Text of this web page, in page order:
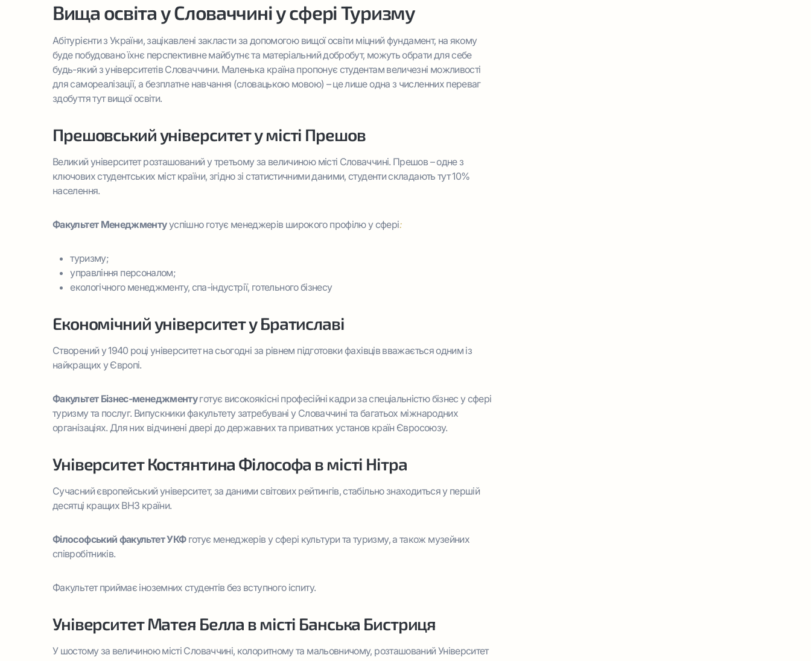
Вища освіта у Словаччині у сфері Туризму
Абітурієнти з України, зацікавлені закласти за допомогою вищої освіти міцний фундамент, на якому
буде побудовано їхнє перспективне майбутнє та матеріальний добробут, можуть обрати для себе
будь-який з університетів Словаччини. Маленька країна пропонує студентам величезні можливості
для самореалізації, а безплатне навчання (словацькою мовою) – це лише одна з численних переваг
здобуття тут вищої освіти.
Прешовський університет у місті Прешов
Великий університет розташований у третьому за величиною місті Словаччині. Прешов – одне з
ключових студентських міст країни, згідно зі статистичними даними, студенти складають тут 10%
населення.
Факультет Менеджментууспішно готує менеджерів широкого профілю у сфері:
туризму;
управління персоналом;
екологічного менеджменту, спа-індустрії, готельного бізнесу
Економічний університет у Братиславі
Створений у 1940 році університет на сьогодні за рівнем підготовки фахівців вважається одним із
найкращих у Європі.
Факультет Бізнес-менеджментуготує високоякісні професійні кадри за спеціальністю бізнес у сфері
туризму та послуг. Випускники факультету затребувані у Словаччині та багатьох міжнародних
організаціях. Для них відчинені двері до державних та приватних установ країн Євросоюзу.
Університет Костянтина Філософа в місті Нітра
Сучасний європейський університет, за даними світових рейтингів, стабільно знаходиться у першій
десятці кращих ВНЗ країни.
Філософський факультет УКФготує менеджерів у сфері культури та туризму, а також музейних
співробітників.
Факультет приймає іноземних студентів без вступного іспиту.
Університет Матея Белла в місті Банська Бистриця
У шостому за величиною місті Словаччині, колоритному та мальовничому, розташований Університет